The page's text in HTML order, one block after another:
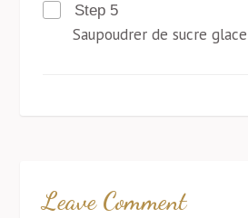
Step 5
Saupoudrer de sucre glace
Leave Comment